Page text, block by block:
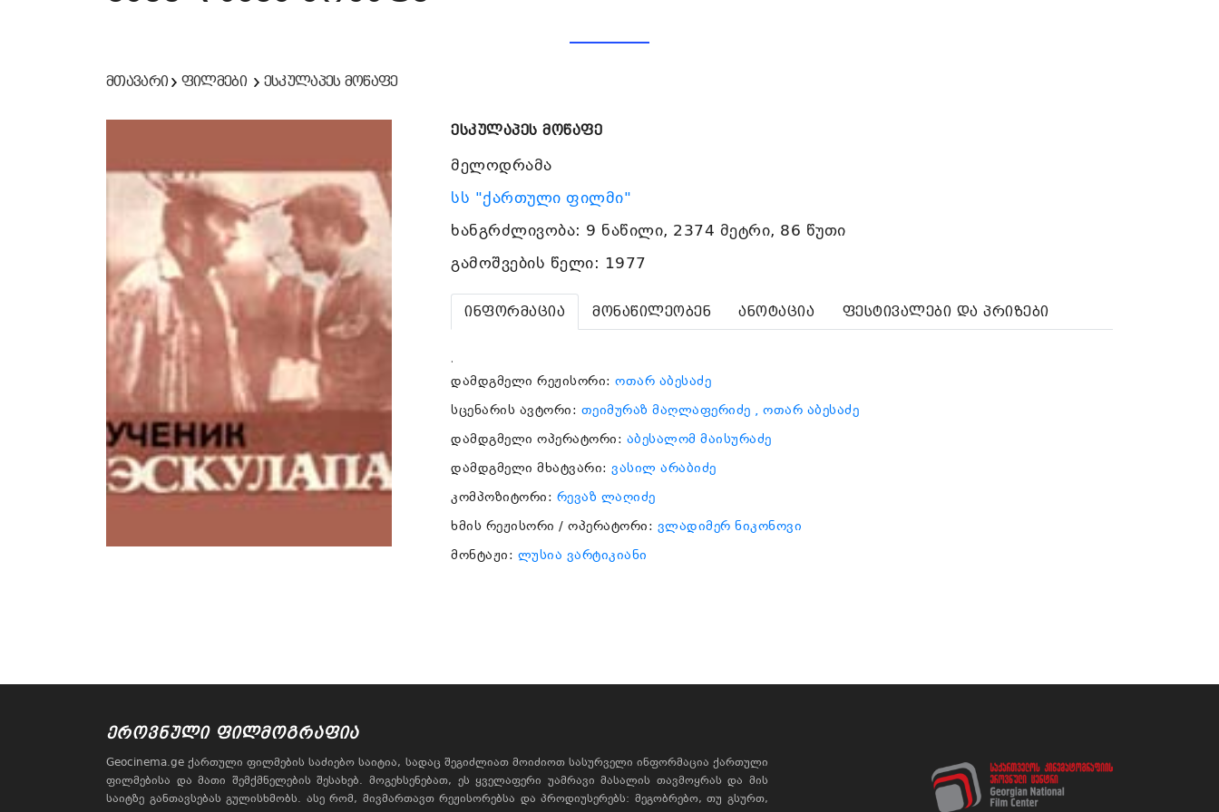
მთავარი ფილმები ესკულაპეს მოწაფე
ესკულაპეს მოწაფე
მელოდრამა
სს "ქართული ფილმი"
ხანგრძლივობა: 9 ნაწილი, 2374 მეტრი, 86 წუთი
გამოშვების წელი: 1977
ინფორმაცია მონაწილეობენ ანოტაცია ფესტივალები და პრიზები
.
დამდგმელი რეჟისორი: ოთარ აბესაძე
სცენარის ავტორი: თეიმურაზ მაღლაფერიძე
, ოთარ აბესაძე
დამდგმელი ოპერატორი: აბესალომ მაისურაძე
დამდგმელი მხატვარი: ვასილ არაბიძე
კომპოზიტორი: რევაზ ლაღიძე
ხმის რეჟისორი / ოპერატორი: ვლადიმერ ნიკონოვი
მონტაჟი: ლუსია ვარტიკიანი
ᲔᲠᲝᲕᲜᲣᲚᲘ ᲤᲘᲚᲛᲝᲒᲠᲐᲤᲘᲐ
Geocinema.ge ქართული ფილმების საძიებო საიტია, სადაც შეგიძლიათ მოიძიოთ სასურველი ინფორმაცია ქართული
ფილმებისა და მათი შემქმნელების შესახებ. მოგეხსენებათ, ეს ყველაფერი უამრავი მასალის თავმოყრას და მის
საიტზე განთავსებას გულისხმობს. ასე რომ, მივმართავთ რეჟისორებსა და პროდიუსერებს: მეგობრებო, თუ გსურთ,